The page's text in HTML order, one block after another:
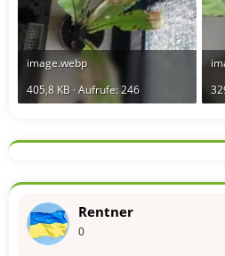
image.webp
405,8 KB · Aufrufe: 246
Rentner
0